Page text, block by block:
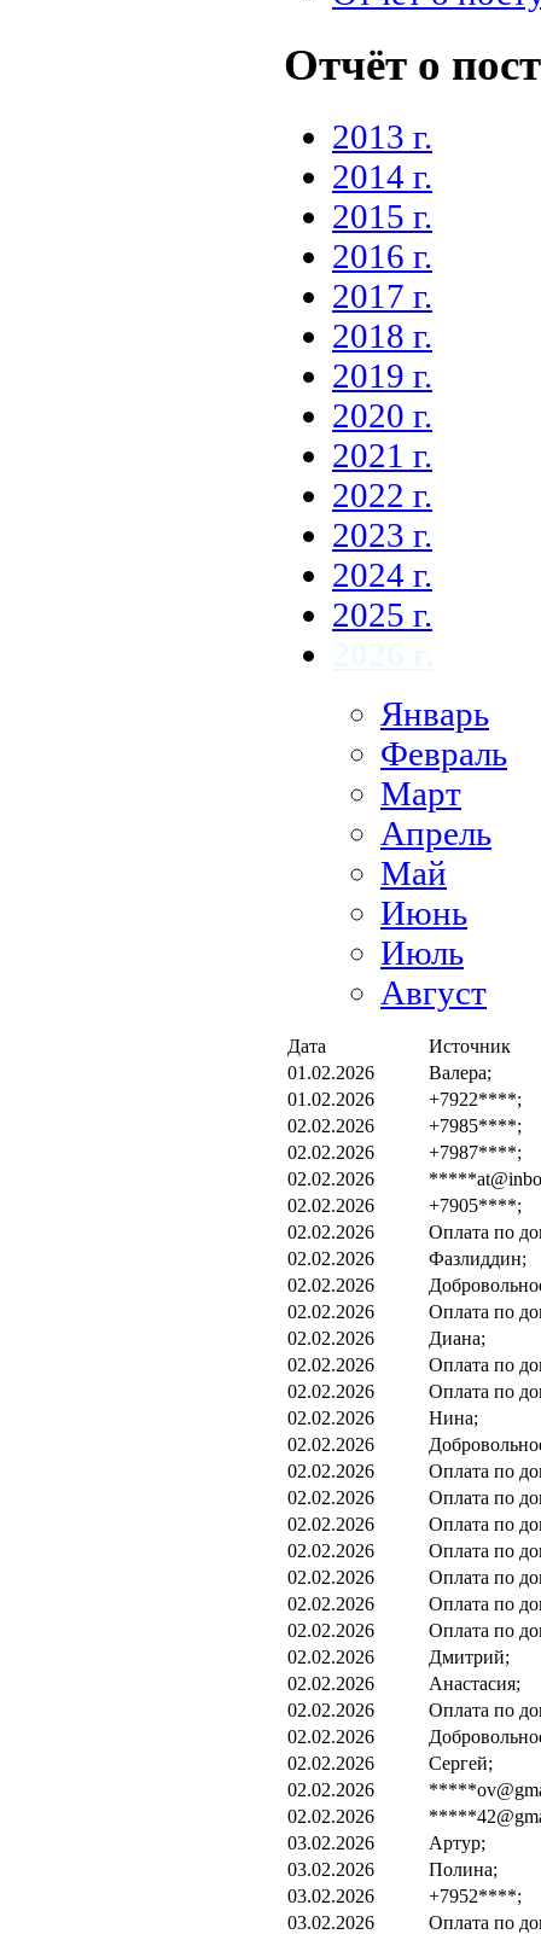
Отчёт о
2013 г.
2014 г.
2015 г.
2016 г.
2017 г.
2018 г.
2019 г.
2020 г.
2021 г.
2022 г.
2023 г.
2024 г.
2025 г.
Январь
Февраль
Март
Апрель
Май
Июнь
Июль
Август
Дата
Источник
01.02.2026
Валера;
01.02.2026
+7922****;
02.02.2026
+7985****;
02.02.2026
+7987****;
02.02.2026
02.02.2026
+7905****;
02.02.2026
Оплата по
02.02.2026
Фазлиддин;
02.02.2026
02.02.2026
Оплата по
02.02.2026
Диана;
02.02.2026
Оплата по
02.02.2026
Оплата по
02.02.2026
Нина;
02.02.2026
02.02.2026
Оплата по
02.02.2026
Оплата по
02.02.2026
Оплата по
02.02.2026
Оплата по
02.02.2026
Оплата по
02.02.2026
Оплата по
02.02.2026
Оплата по
02.02.2026
Дмитрий;
02.02.2026
Анастасия;
02.02.2026
Оплата по
02.02.2026
02.02.2026
Сергей;
02.02.2026
02.02.2026
03.02.2026
Артур;
03.02.2026
Полина;
03.02.2026
+7952****;
03.02.2026
Оплата по